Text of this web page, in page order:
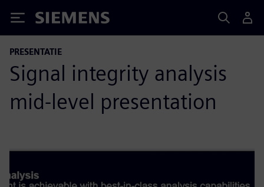
Siemens
PRESENTATIE
Signal integrity analysis
mid-level presentation